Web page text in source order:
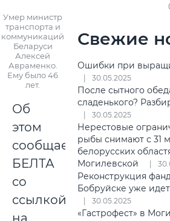
Умер министр
транспорта и
коммуникаций
Беларуси
Алексей
Авраменко.
Ему было 46
лет.
Об
этом
сообщает
БЕЛТА
со
ссылкой
на
Свежие
Ошибки при
30.05.2025
После сытного
сладенького?
30.05.2025
Нерестовые
рыбы снимают с 31
белорусских
Могилевской
Реконструкция
Бобруйске уже
30.05.2025
«Гастрофест» в